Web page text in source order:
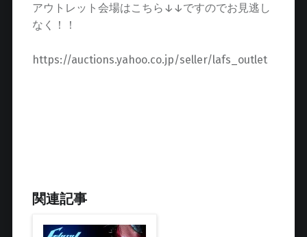
アウトレット会場はこちら↓↓ですのでお見逃し
なく！！
https://auctions.yahoo.co.jp/seller/lafs_outlet
関連記事